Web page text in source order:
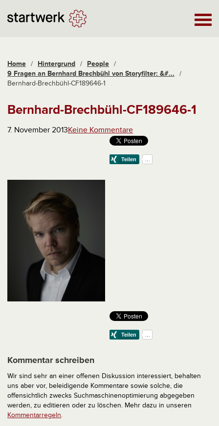
Home / Hintergrund / People /
9 Fragen an Bernhard Brechbühl von Storyfilter: &#...
/
Bernhard-Brechbühl-CF189646-1
Bernhard-Brechbühl-CF189646-1
7. November 2013Keine Kommentare
Kommentar schreiben
Wir sind sehr an einer offenen Diskussion interessiert, behalten
uns aber vor, beleidigende Kommentare sowie solche, die
offensichtlich zwecks Suchmaschinenoptimierung abgegeben
werden, zu editieren oder zu löschen. Mehr dazu in unseren
Kommentarregeln.